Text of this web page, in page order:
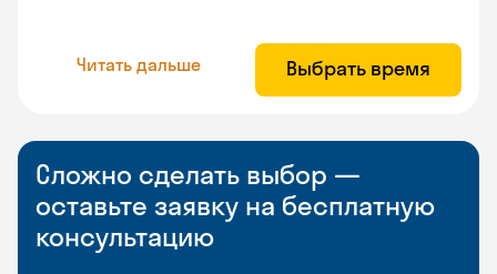
Читать дальше Выбрать время
Сложно сделать выбор —
оставьте заявку на бесплатную
консультацию